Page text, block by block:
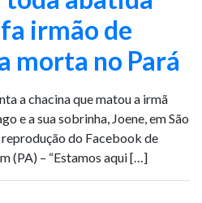
irmão de
morta no Pará
a chacina que matou a irmã
e a sua sobrinha, Joene, em São
do Facebook de
(PA) – “Estamos aqui […]